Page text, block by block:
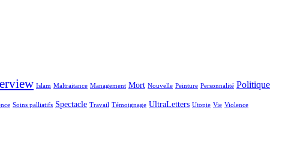
Islam Maltraitance Management Mort Nouvelle Peinture Personnalité Politique
Soins palliatifs Spectacle Travail Témoignage UltraLetters Utopie Vie Violence